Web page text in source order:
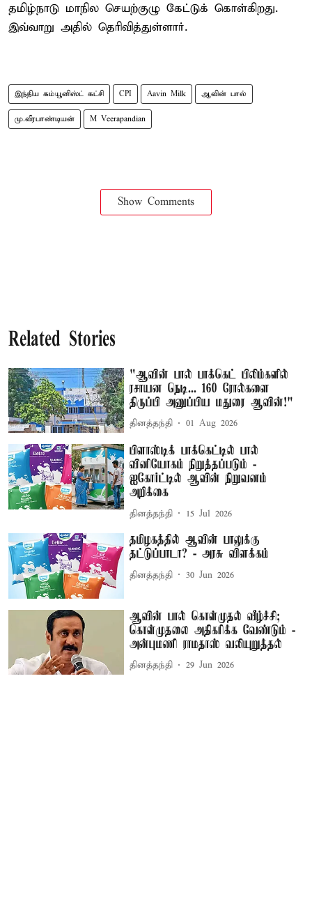
தமிழ்நாடு மாநில செயற்குழு கேட்டுக் கொள்கிறது.
இவ்வாறு அதில் தெரிவித்துள்ளார்.
இந்திய கம்யூனிஸ்ட் கட்சி CPI Aavin Milk ஆவின் பால்
மு.வீரபாண்டியன் M Veerapandian
Show Comments
Related Stories
"ஆவின் பால் பாக்கெட் பிலிம்களில்
ரசாயன நெடி... 160 ரோல்களை
திருப்பி அனுப்பிய மதுரை ஆவின்!"
தினத்தந்தி 01 Aug 2026
பிளாஸ்டிக் பாக்கெட்டில் பால்
வினியோகம் நிறுத்தப்படும் -
ஐகோர்ட்டில் ஆவின் நிறுவனம்
அறிக்கை
தினத்தந்தி 15 Jul 2026
தமிழகத்தில் ஆவின் பாலுக்கு
தட்டுப்பாடா? - அரசு விளக்கம்
தினத்தந்தி 30 Jun 2026
ஆவின் பால் கொள்முதல் வீழ்ச்சி;
கொள்முதலை அதிகரிக்க வேண்டும் -
அன்புமணி ராமதாஸ் வலியுறுத்தல்
தினத்தந்தி 29 Jun 2026